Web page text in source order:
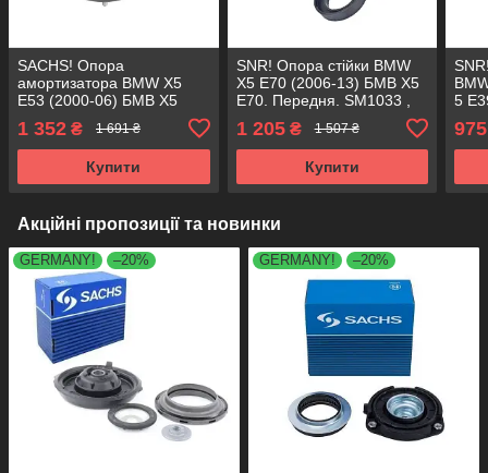
SACHS! Опора
амортизатора BMW X5
E53 (2000-06) БМВ Х5
Е53. Передня. SM5254 ,
802375 , KB650.06
1 352 ₴ 1 691 ₴
Купити
SNR! Опора стійки BMW
X5 E70 (2006-13) БМВ Х5
Е70. Передня. SM1033 ,
1 205₴ 1 507 ₴
Купити
5
975
Акційні пропозиції та новинки
GERMANY! –20% GERMANY! –20%